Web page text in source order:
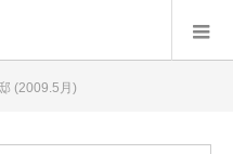
(2009.5月)